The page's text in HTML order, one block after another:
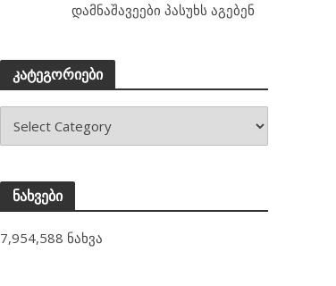
დამნაშავეები პასუხს აგებენ
კატეგორიები
ნახვები
7,954,588 ნახვა